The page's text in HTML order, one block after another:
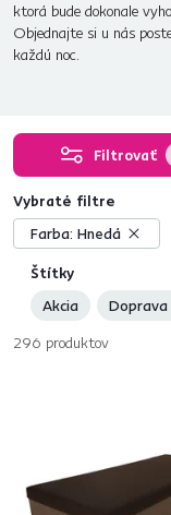
ktorá bude dokonale
Objednajte si u nás
každú noc.
Filtrovať
Štítky
Akcia
Vybraté filtre
Farba: Hnedá
296 produktov